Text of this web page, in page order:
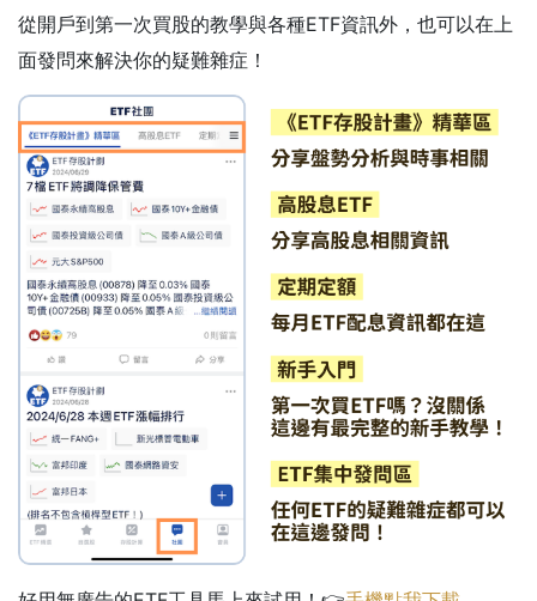
從開戶到第一次買股的教學與各種ETF資訊外，也可以在上
面發問來解決你的疑難雜症！